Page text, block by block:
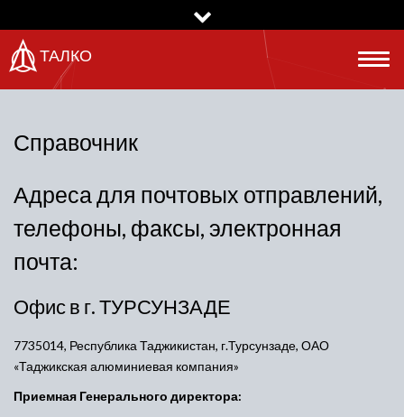
к
основному
содержанию
ТАЛКО
Справочник
Адреса для почтовых отправлений,
телефоны, факсы, электронная
почта:
Офис в г. ТУРСУНЗАДЕ
7735014, Республика Таджикистан, г.Турсунзаде, ОАО
«Таджикская алюминиевая компания»
Приемная Генерального директора: